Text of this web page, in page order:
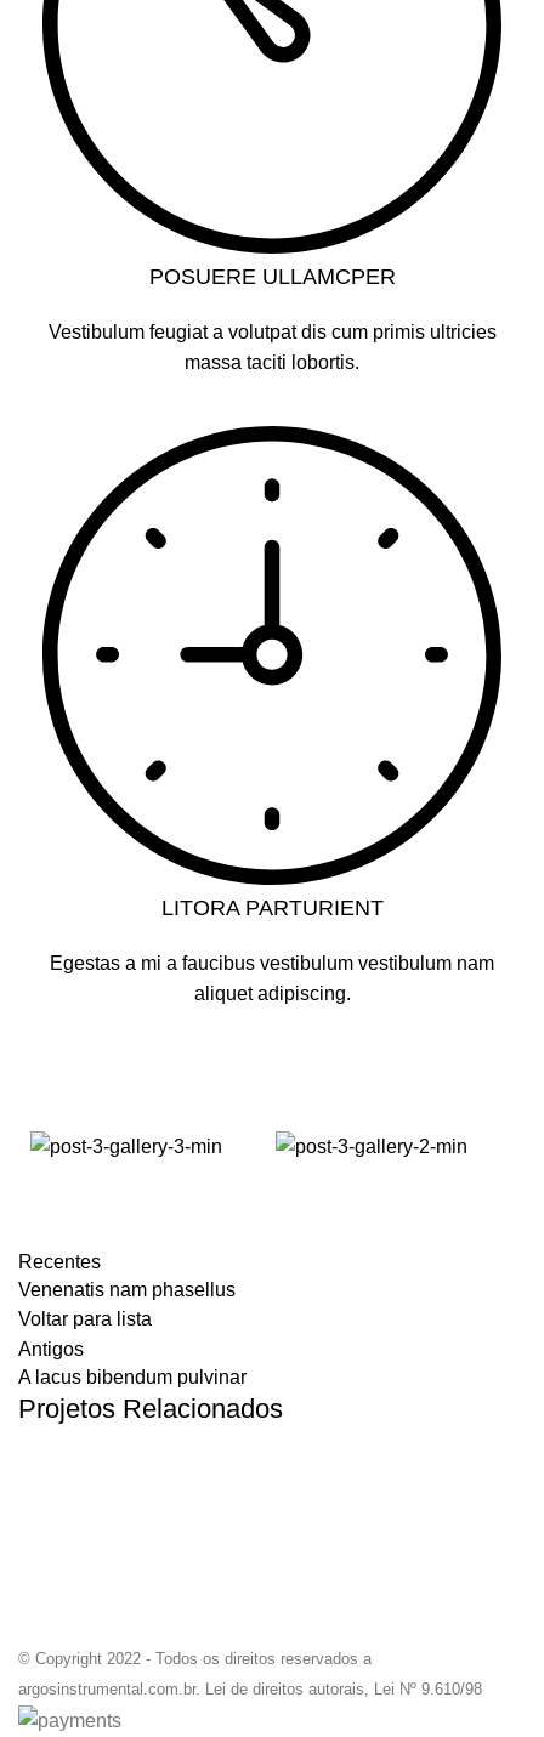
POSUERE ULLAMCPER
Vestibulum feugiat a volutpat dis cum primis ultricies
massa taciti lobortis.
LITORA PARTURIENT
Egestas a mi a faucibus vestibulum vestibulum nam
aliquet adipiscing.
Recentes
Venenatis nam phasellus
Voltar para lista
Antigos
A lacus bibendum pulvinar
Projetos Relacionados
© Copyright 2022 - Todos os direitos reservados a
argosinstrumental.com.br. Lei de direitos autorais, Lei Nº 9.610/98